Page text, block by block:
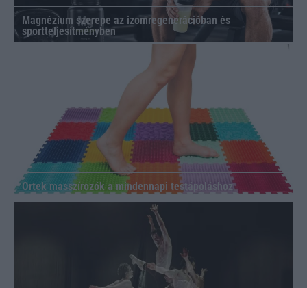
Magnézium szerepe az izomregenerációban és
sportteljesítményben
Ortek masszírozók a mindennapi testápoláshoz